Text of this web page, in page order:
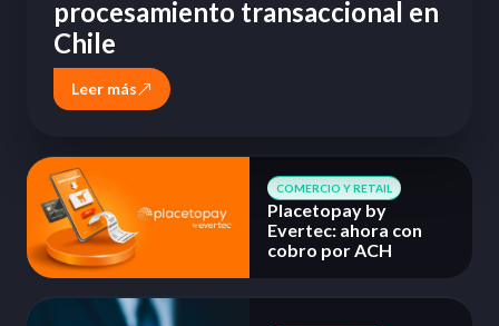
procesamiento transaccional en
Chile
Leer más
COMERCIO Y RETAIL
Placetopay by
Evertec: ahora con
cobro por ACH